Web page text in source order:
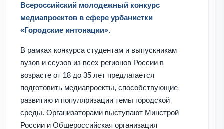
Всероссийский молодежный конкурс
медиапроектов в сфере урбанистки
«Городские интонации».
В рамках конкурса студентам и выпускникам
вузов и ссузов из всех регионов России в
возрасте от 18 до 35 лет предлагается
подготовить медиапроекты, способствующие
развитию и популяризации темы городской
среды. Организаторами выступают Минстрой
России и Общероссийская организация